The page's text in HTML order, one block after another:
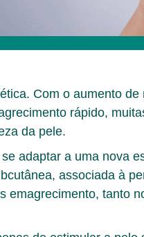
Com o aumento
rápido,
da pele.
adaptar a uma nova
associada à
emagrecimento, tanto